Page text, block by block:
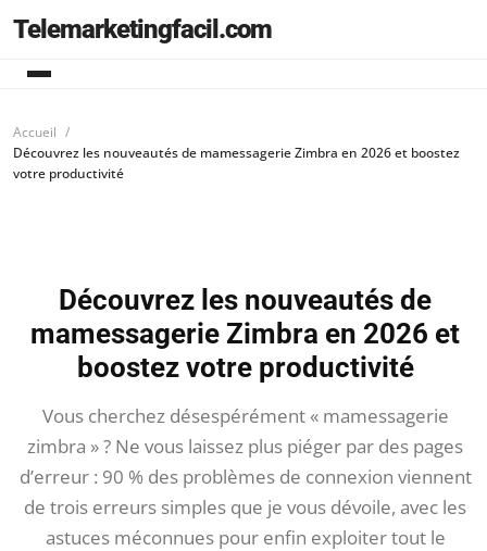
Telemarketingfacil.com
Accueil
Découvrez les nouveautés de mamessagerie Zimbra en 2026 et boostez
votre productivité
Découvrez les nouveautés de
mamessagerie Zimbra en 2026 et
boostez votre productivité
Vous cherchez désespérément « mamessagerie
zimbra » ? Ne vous laissez plus piéger par des pages
d’erreur : 90 % des problèmes de connexion viennent
de trois erreurs simples que je vous dévoile, avec les
astuces méconnues pour enfin exploiter tout le